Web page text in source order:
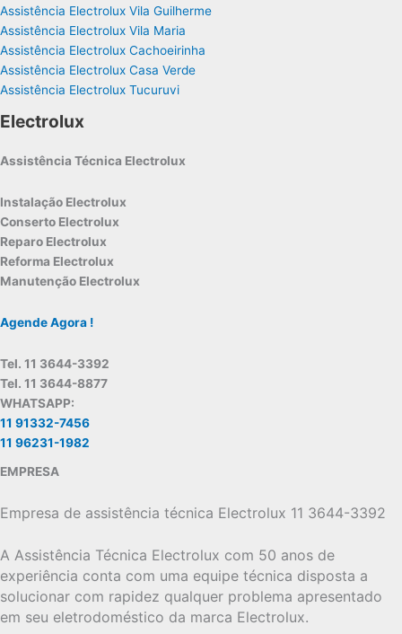
Assistência Electrolux Vila Guilherme
Assistência Electrolux Vila Maria
Assistência Electrolux Cachoeirinha
Assistência Electrolux Casa Verde
Assistência Electrolux Tucuruvi
Electrolux
Assistência Técnica Electrolux
Instalação Electrolux
Conserto Electrolux
Reparo Electrolux
Reforma Electrolux
Manutenção Electrolux
Agende Agora !
Tel. 11 3644-3392
Tel. 11 3644-8877
WHATSAPP:
11 91332-7456
11 96231-1982
EMPRESA
Empresa de assistência técnica Electrolux 11 3644-3392
A Assistência Técnica Electrolux com 50 anos de
experiência conta com uma equipe técnica disposta a
solucionar com rapidez qualquer problema apresentado
em seu eletrodoméstico da marca Electrolux.